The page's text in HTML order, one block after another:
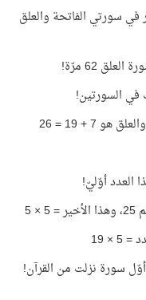
سورتي الفاتحة والعلق
في السورتين!
7 + 19 = 26